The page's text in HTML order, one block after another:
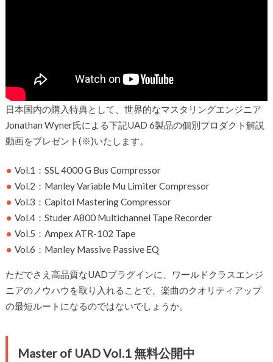
日本国内の購入特典として、 世界的なマスタリングエンジニア
Jonathan Wyner氏による下記UAD 6製品の個別プロダクト解説
動画をプレゼント(※)いたします。
Vol.1：SSL 4000 G Bus Compressor
Vol.2：Manley Variable Mu Limiter Compressor
Vol.3：Capitol Mastering Compressor
Vol.4：Studer A800 Multichannel Tape Recorder
Vol.5：Ampex ATR-102 Tape
Vol.6：Manley Massive Passive EQ
ただでさえ高品質なUADプラグインに、ワールドクラスエンジ
ニアのノウハウを取り入れることで、楽曲のクオリティアップ
の最短ルートになるのではないでしょうか。
Master of UAD Vol.1 無料公開中